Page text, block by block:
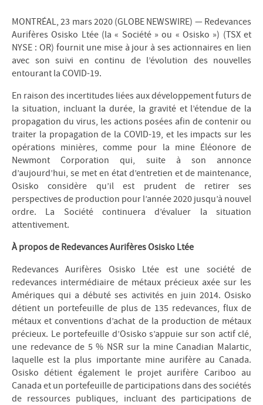
MONTRÉAL, 23 mars 2020 (GLOBE NEWSWIRE) — Redevances
Aurifères Osisko Ltée (la « Société » ou « Osisko ») (TSX et
NYSE : OR) fournit une mise à jour à ses actionnaires en lien
avec son suivi en continu de l’évolution des nouvelles
entourant la COVID-19.
En raison des incertitudes liées aux développement futurs de
la situation, incluant la durée, la gravité et l’étendue de la
propagation du virus, les actions posées afin de contenir ou
traiter la propagation de la COVID-19, et les impacts sur les
opérations minières, comme pour la mine Éléonore de
Newmont Corporation qui, suite à son annonce
d’aujourd’hui, se met en état d’entretien et de maintenance,
Osisko considère qu’il est prudent de retirer ses
perspectives de production pour l’année 2020 jusqu’à nouvel
ordre. La Société continuera d’évaluer la situation
attentivement.
À propos de Redevances Aurifères Osisko Ltée
Redevances Aurifères Osisko Ltée est une société de
redevances intermédiaire de métaux précieux axée sur les
Amériques qui a débuté ses activités en juin 2014. Osisko
détient un portefeuille de plus de 135 redevances, flux de
métaux et conventions d’achat de la production de métaux
précieux. Le portefeuille d’Osisko s’appuie sur son actif clé,
une redevance de 5 % NSR sur la mine Canadian Malartic,
laquelle est la plus importante mine aurifère au Canada.
Osisko détient également le projet aurifère Cariboo au
Canada et un portefeuille de participations dans des sociétés
de ressources publiques, incluant des participations de